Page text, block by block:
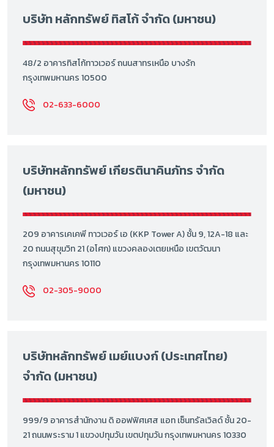
บริษัท หลักทรัพย์ ทิสโก้ จำกัด (มหาชน)
48/2 อาคารทิสโก้ทาวเวอร์ ถนนสาทรเหนือ บางรัก
กรุงเทพมหานคร 10500
02-633-6000
บริษัทหลักทรัพย์ เกียรตินาคินภัทร จำกัด
(มหาชน)
209 อาคารเคเคพี ทาวเวอร์ เอ (KKP Tower A) ชั้น 9, 12A-18 และ
20 ถนนสุขุมวิท 21 (อโศก) แขวงคลองเตยเหนือ เขตวัฒนา
กรุงเทพมหานคร 10110
02-305-9000
บริษัทหลักทรัพย์ เมย์แบงก์ (ประเทศไทย)
จำกัด (มหาชน)
999/9 อาคารสำนักงาน ดิ ออฟฟิศเศส แอท เซ็นทรัลเวิลด์ ชั้น 20-
21 ถนนพระราม 1 แขวงปทุมวัน เขตปทุมวัน กรุงเทพมหานคร 10330